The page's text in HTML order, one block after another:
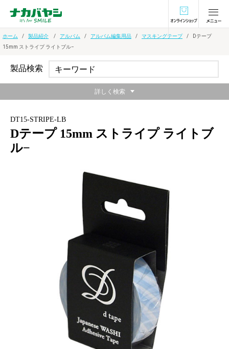
オンラインショ
ホーム 製品紹介 アルバム アルバム編集用品 マスキングテープ
Dテープ
15mm ストライプ ライトブル−
DT15-STRIPE-LB
Dテープ 15mm ストライプ ライトブ
ル−
和紙を使ったマスキングテープ！
メーカー希望小売価格：
手で簡単にちぎれます。切ったあとの風合いも楽しめます。テー
プの上から文字も書けます。剥がしたあと糊残りがありません。
色、柄バラエティ豊富で使い方が広がります。
製品検索
詳しく検索